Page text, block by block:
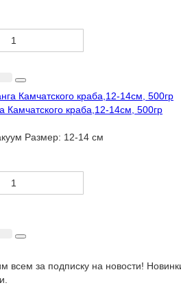
Камчатского краба,12-14см, 500гр
Размер: 12-14 см
всем за подписку на новости!